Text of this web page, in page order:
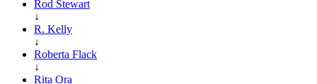
Rod Stewart
↓
R. Kelly
↓
Roberta Flack
↓
Rita Ora